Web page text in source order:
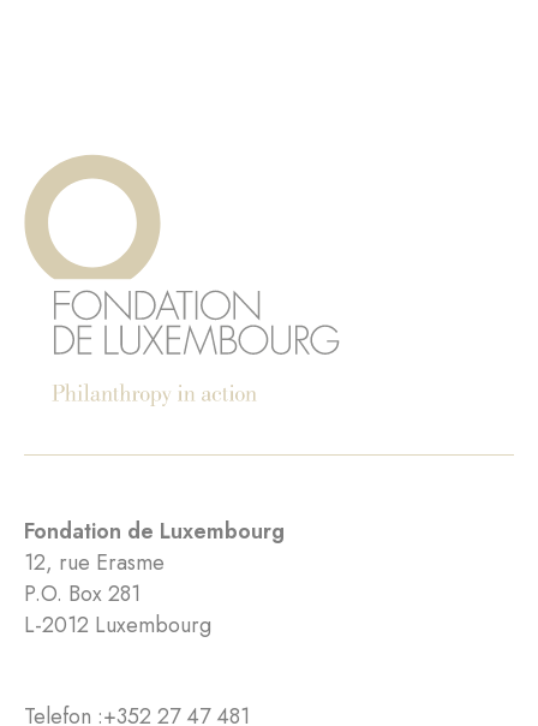
Fondation de Luxembourg
12, rue Erasme
P.O. Box 281
L-2012 Luxembourg
Telefon :+352 27 47 481